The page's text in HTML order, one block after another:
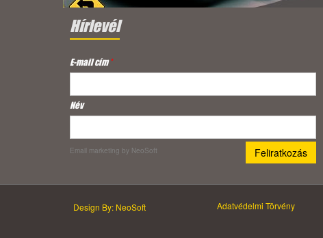
Hírlevél
E-mail cím*
Név
Email marketing by NeoSoft
Design By: NeoSoft Adatvédelmi Törvény